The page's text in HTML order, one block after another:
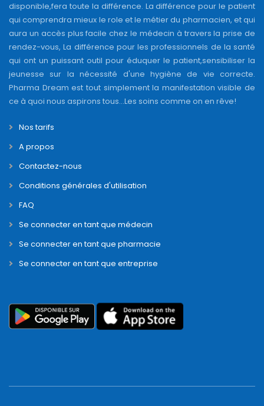
disponible,fera toute la différence. La différence pour le patient
qui comprendra mieux le role et le métier du pharmacien, et qui
aura un accès plus facile chez le médecin à travers la prise de
rendez-vous, La différence pour les professionnels de la santé
qui ont un puissant outil pour éduquer le patient,sensibiliser la
jeunesse sur la nécessité d'une hygiène de vie correcte.
Pharma Dream est tout simplement la manifestation visible de
ce à quoi nous aspirons tous...Les soins comme on en rêve!
Nos tarifs
A propos
Contactez-nous
Conditions générales d'utilisation
FAQ
Se connecter en tant que médecin
Se connecter en tant que pharmacie
Se connecter en tant que entreprise